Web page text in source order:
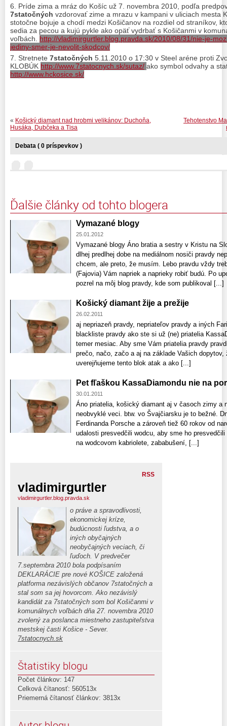
Príde zima a mráz do Košíc už 7. novembra 2010, podľa
7statočných vzdorovať zime a mrazu v kampani v uliciach mesta
stotočne bojuje a chodí medzi Košičanov na rozdiel od straníkov,
sedia za pecou a kujú pykle ako opäť vydrbať s Košičanmi v
voľbách. http://vladimirgurtler.blog.pravda.sk/2010/08/31/nie-je-
jediny-smer-je-nevolit-skodcov/
Stretnete 7statočných 5.11.2010 o 17:30 v Steel aréne proti
KLOBÚK http://www.7statocnych.sk/sutaz/ ako symbol odvahy a
http://www.hckosice.sk/
Tehotenstvo
« Košický diamant nad hrobmi velikánov: Duchoňa,
Husáka, Dubčeka a Tisa
Debata ( 0 príspevkov )
Ďalšie články od tohto blogera
Vymazané blogy
25.01.2012
Vymazané blogy Áno bratia a sestry v Kristu na
dlhej predlhej dobe na mediálnom nosiči pravdy
chcem, ale preto, že musím. Lebo pravdu vždy
(Fajovia) Vám napriek a naprieky robiť budú. Po
pozrel na môj blog pravdy, kde som publikoval [...]
Košický diamant žije a prežije
26.02.2011
aj nepriazeň pravdy, nepriateľov pravdy a iných
blackliste pravdy ako ste si už (ne) priatelia
temer mesiac. Aby sme Vám priatelia pravdy
prečo, načo, začo a aj na základe Vašich
uverejňujeme tento blok atak a ako [...]
Pet fľaškou KassaDiamondu nie na
30.01.2011
Áno priatelia, košický diamant aj v časoch zimy a
neobvyklé veci. btw. vo Švajčiarsku je to bežné.
Ferdinanda Porsche a zároveň tiež 60 rokov od
udalosti presvedčili wodcu, aby sme ho
na wodcovom kabriolete, zababušení, [...]
RSS
vladimirgurtler
vladimirgurtler.blog.pravda.sk
o práve a spravodlivosti,
ekonomickej kríze,
budúcnosti ľudstva, a o
iných obyčajných
neobyčajných veciach, či
ľuďoch. V predvečer
7.septembra 2010 bola podpísaním
DEKLARÁCIE pre nové KOŠICE založená
platforma nezávislých občanov 7statočných a
stal som sa jej hovorcom. Ako nezávislý
kandidát za 7statočných som bol Košičanmi v
komunálnych voľbách dňa 27. novembra 2010
zvolený za poslanca miestneho zastupiteľstva
mestskej časti Košice - Sever.
7statocnych.sk
Štatistiky blogu
Počet článkov: 147
Celková čítanosť: 560513x
Priemerná čítanosť článkov: 3813x